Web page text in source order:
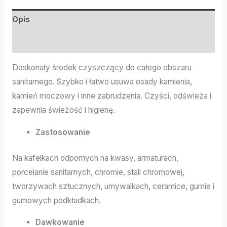
Opis
Doskonały środek czyszczący do całego obszaru
sanitarnego. Szybko i łatwo usuwa osady kamienia,
kamień moczowy i inne zabrudzenia. Czyści, odświeża i
zapewnia świeżość i higienę.
Zastosowanie
Na kafelkach odpornych na kwasy, armaturach,
porcelanie sanitarnych, chromie, stali chromowej,
tworzywach sztucznych, umywalkach, ceramice, gumie i
gumowych podkładkach.
Dawkowanie